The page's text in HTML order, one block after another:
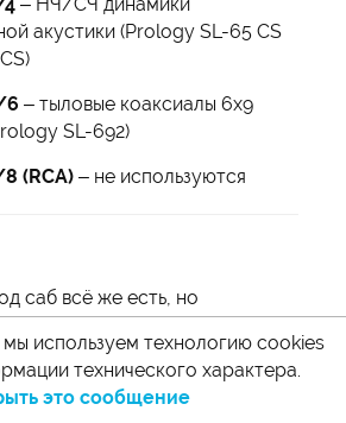
акустики (Prology SL-65 CS
6 – тыловые коаксиалы 6х9
SL-692)
(RCA) – не используются
саб всё же есть, но
равно хочется, можно вместо
6х9 использовать сабвуфер
– серия адаптирована к
усилителями, SL-300 с
используем технологию cookies
технического характера.
это сообщение